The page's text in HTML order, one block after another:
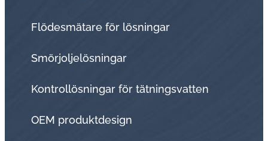
Flödesmätare för lösningar
Smörjoljelösningar
Kontrollösningar för tätningsvatten
OEM produktdesign